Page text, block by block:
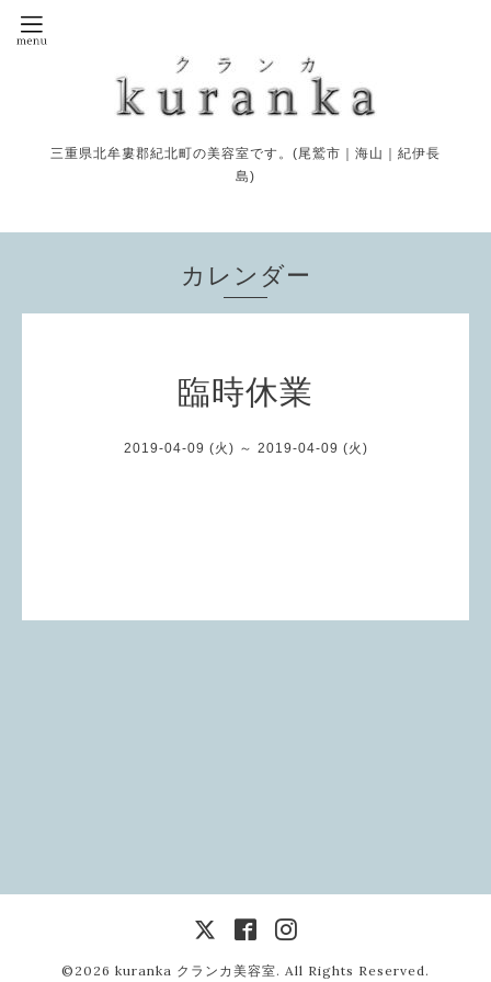
三重県北牟婁郡紀北町の美容室です。(尾鷲市｜海山｜紀伊長
島)
カレンダー
臨時休業
2019-04-09 (火) ～ 2019-04-09 (火)
©2026 kuranka クランカ美容室. All Rights Reserved.